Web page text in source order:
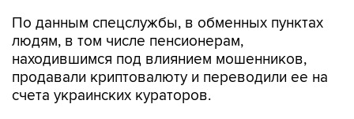
По данным спецслужбы, в обменных пунктах
людям, в том числе пенсионерам,
находившимся под влиянием мошенников,
продавали криптовалюту и переводили ее на
счета украинских кураторов.